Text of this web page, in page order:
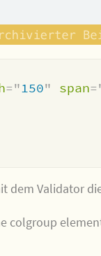
="150" span=
dem Validator
colgroup